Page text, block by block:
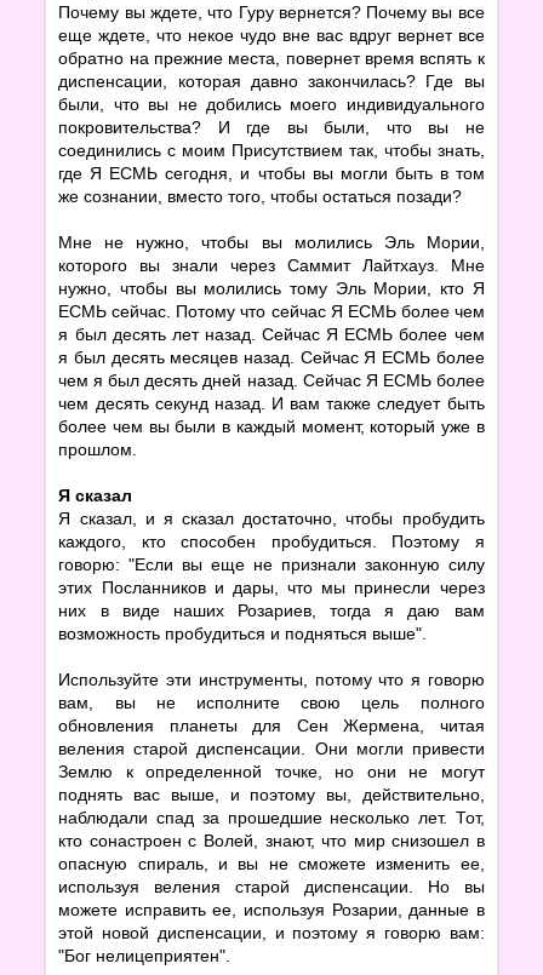
Почему вы ждете, что Гуру вернется? Почему вы все
еще ждете, что некое чудо вне вас вдруг вернет все
обратно на прежние места, повернет время вспять к
диспенсации, которая давно закончилась? Где вы
были, что вы не добились моего индивидуального
покровительства? И где вы были, что вы не
соединились с моим Присутствием так, чтобы знать,
где Я ЕСМЬ сегодня, и чтобы вы могли быть в том
же сознании, вместо того, чтобы остаться позади?
Мне не нужно, чтобы вы молились Эль Мории,
которого вы знали через Саммит Лайтхауз. Мне
нужно, чтобы вы молились тому Эль Мории, кто Я
ЕСМЬ сейчас. Потому что сейчас Я ЕСМЬ более чем
я был десять лет назад. Сейчас Я ЕСМЬ более чем
я был десять месяцев назад. Сейчас Я ЕСМЬ более
чем я был десять дней назад. Сейчас Я ЕСМЬ более
чем десять секунд назад. И вам также следует быть
более чем вы были в каждый момент, который уже в
прошлом.
Я сказал
Я сказал, и я сказал достаточно, чтобы пробудить
каждого, кто способен пробудиться. Поэтому я
говорю: "Если вы еще не признали законную силу
этих Посланников и дары, что мы принесли через
них в виде наших Розариев, тогда я даю вам
возможность пробудиться и подняться выше".
Используйте эти инструменты, потому что я говорю
вам, вы не исполните свою цель полного
обновления планеты для Сен Жермена, читая
веления старой диспенсации. Они могли привести
Землю к определенной точке, но они не могут
поднять вас выше, и поэтому вы, действительно,
наблюдали спад за прошедшие несколько лет. Тот,
кто сонастроен с Волей, знают, что мир снизошел в
опасную спираль, и вы не сможете изменить ее,
используя веления старой диспенсации. Но вы
можете исправить ее, используя Розарии, данные в
этой новой диспенсации, и поэтому я говорю вам:
"Бог нелицеприятен".